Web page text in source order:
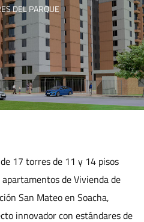
DEL PARQUE
17 torres de 11 y 14 pisos
de Vivienda de
San Mateo en Soacha,
innovador con estándares de